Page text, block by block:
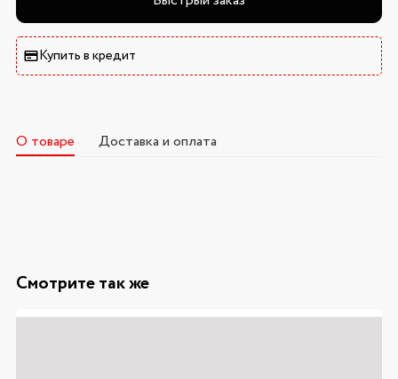
Купить в кредит
О товаре Доставка и оплата
Смотрите так же